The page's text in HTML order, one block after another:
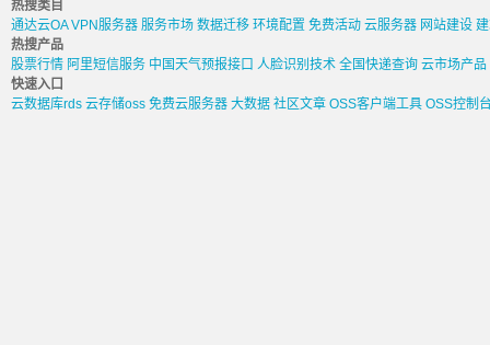
热搜类目
通达云OA VPN服务器 服务市场 数据迁移 环境配置 免费活动 云服务器 网站建设
热搜产品
股票行情 阿里短信服务 中国天气预报接口 人脸识别技术 全国快递查询 云市场产品
快速入口
云数据库rds 云存储oss 免费云服务器 大数据 社区文章 OSS客户端工具 OSS控制